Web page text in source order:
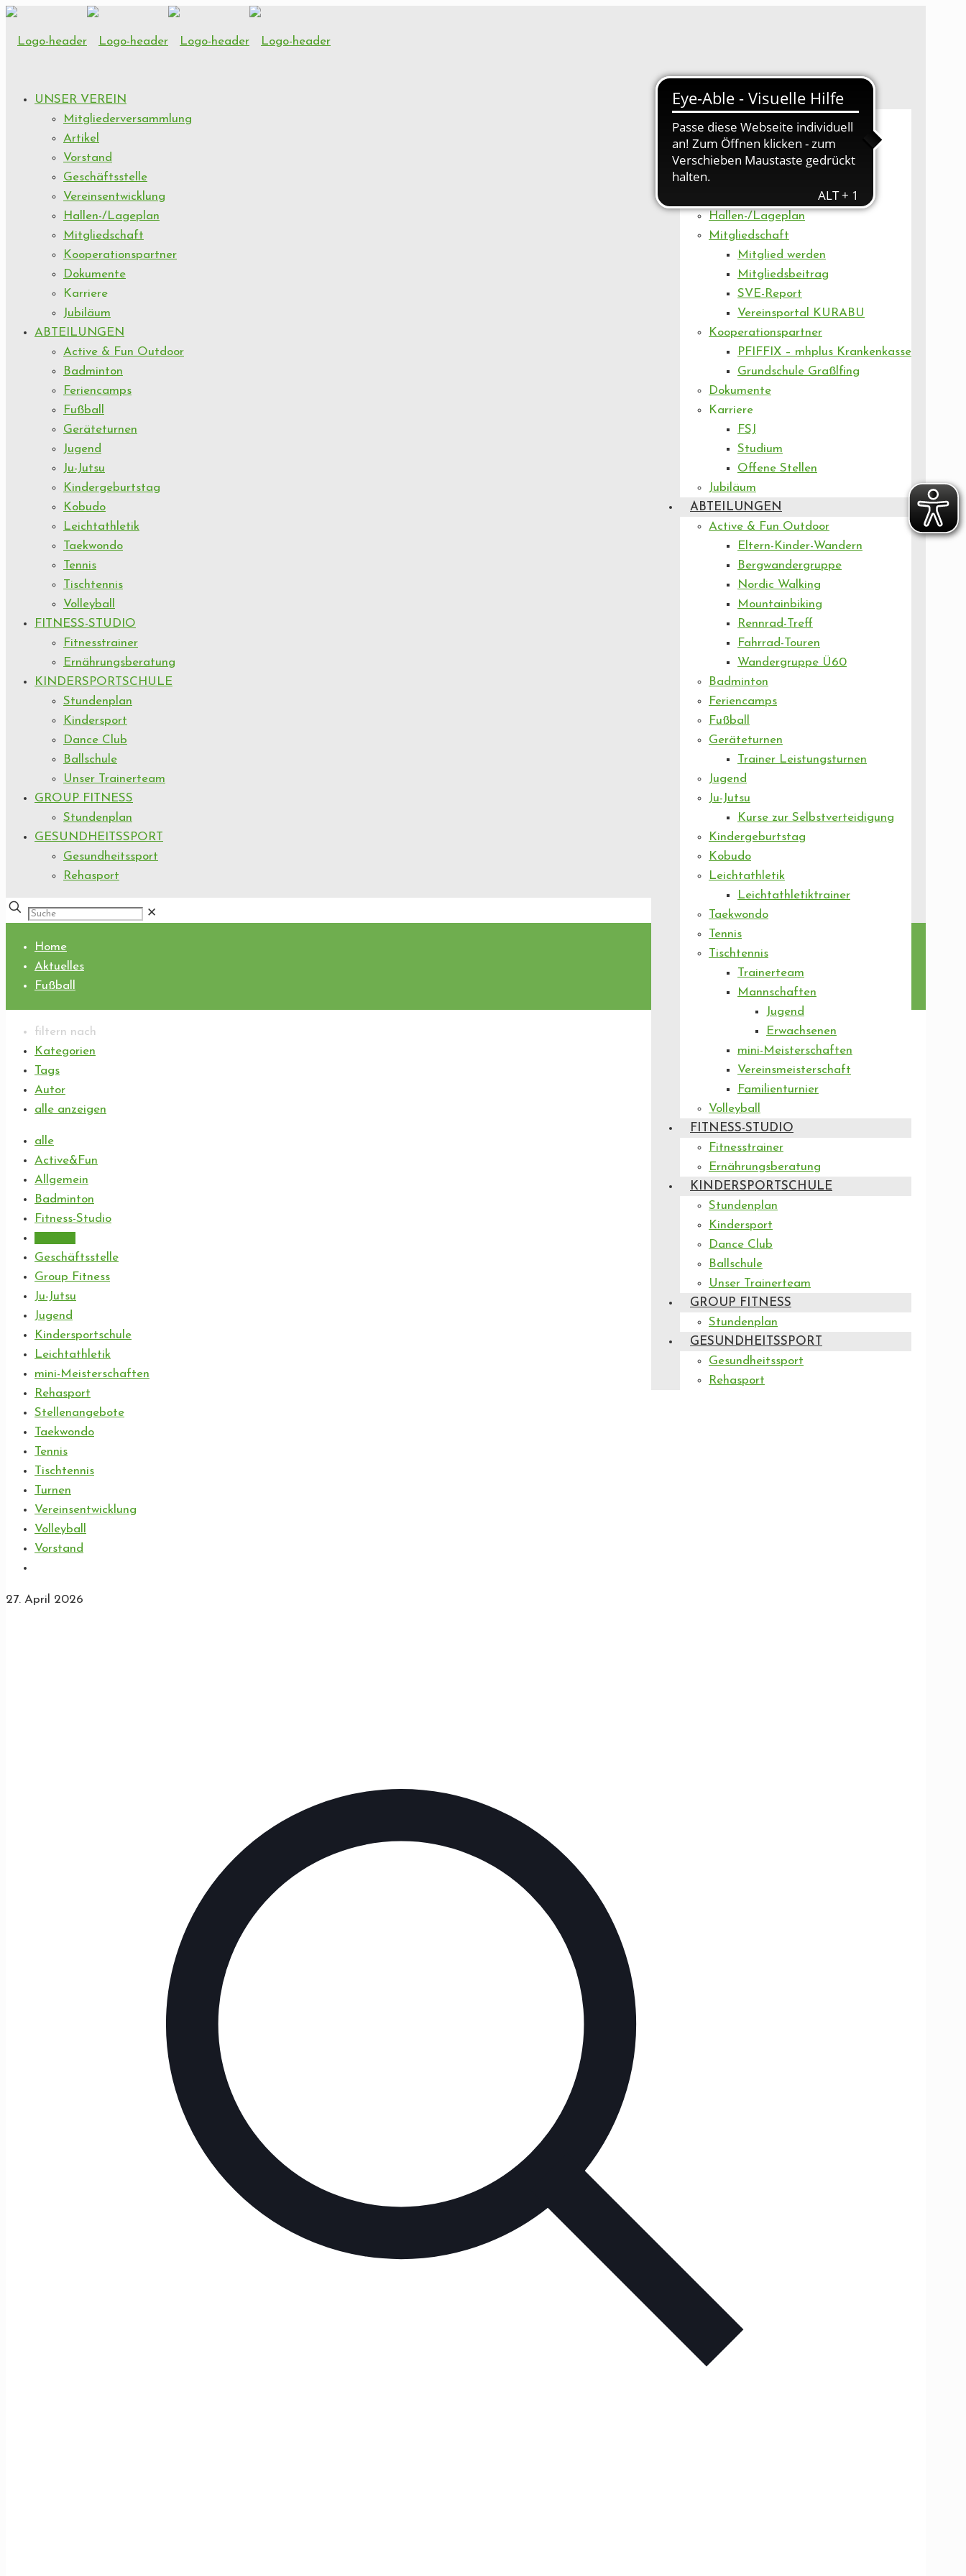
UNSER VEREIN
Artikel
Vorstand
Geschäftsstelle
Hallen-/Lageplan
Mitgliedschaft
Mitglied werden
Mitgliedsbeitrag
SVE-Report
Vereinsportal KURABU
Kooperationspartner
PFIFFIX – mhplus Krankenkasse
Grundschule Graßlfing
Dokumente
Karriere
FSJ
Studium
Offene Stellen
Jubiläum
ABTEILUNGEN
Active & Fun Outdoor
Eltern-Kinder-Wandern
Bergwandergruppe
Nordic Walking
Mountainbiking
Rennrad-Treff
Fahrrad-Touren
Wandergruppe Ü60
Badminton
Feriencamps
Fußball
Geräteturnen
Trainer Leistungsturnen
Jugend
Ju-Jutsu
Kurse zur Selbstverteidigung
Kindergeburtstag
Kobudo
Leichtathletik
Leichtathletiktrainer
Taekwondo
Tennis
Tischtennis
Trainerteam
Mannschaften
Jugend
Erwachsenen
mini-Meisterschaften
Vereinsmeisterschaft
Familienturnier
Volleyball
FITNESS-STUDIO
Fitnesstrainer
Ernährungsberatung
KINDERSPORTSCHULE
Stundenplan
Kindersport
Dance Club
Ballschule
Unser Trainerteam
GROUP FITNESS
Stundenplan
GESUNDHEITSSPORT
Gesundheitssport
Rehasport
UNSER VEREIN
Mitgliederversammlung
Artikel
Vorstand
Geschäftsstelle
Vereinsentwicklung
Hallen-/Lageplan
Mitgliedschaft
Kooperationspartner
Dokumente
Karriere
Jubiläum
ABTEILUNGEN
Active & Fun Outdoor
Badminton
Feriencamps
Fußball
Geräteturnen
Jugend
Ju-Jutsu
Kindergeburtstag
Kobudo
Leichtathletik
Taekwondo
Tennis
Tischtennis
Volleyball
FITNESS-STUDIO
Fitnesstrainer
Ernährungsberatung
KINDERSPORTSCHULE
Stundenplan
Kindersport
Dance Club
Ballschule
Unser Trainerteam
GROUP FITNESS
Stundenplan
GESUNDHEITSSPORT
Gesundheitssport
Rehasport
✕
Home
Aktuelles
Fußball
filtern nach
Kategorien
Tags
Autor
alle anzeigen
alle
Active&Fun
Allgemein
Badminton
Fitness-Studio
Geschäftsstelle
Group Fitness
Ju-Jutsu
Jugend
Kindersportschule
Leichtathletik
mini-Meisterschaften
Rehasport
Stellenangebote
Taekwondo
Tennis
Tischtennis
Turnen
Vereinsentwicklung
Volleyball
Vorstand
27. April 2026